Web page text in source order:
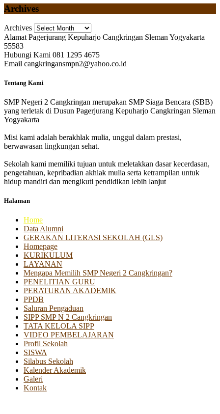
Archives
Archives
Alamat Pagerjurang Kepuharjo Cangkringan Sleman Yogyakarta
55583
Hubungi Kami 081 1295 4675
Email cangkringansmpn2@yahoo.co.id
Tentang Kami
SMP Negeri 2 Cangkringan merupakan SMP Siaga Bencara (SBB)
yang terletak di Dusun Pagerjurang Kepuharjo Cangkringan Sleman
Yogyakarta
Misi kami adalah berakhlak mulia, unggul dalam prestasi,
berwawasan lingkungan sehat.
Sekolah kami memiliki tujuan untuk meletakkan dasar kecerdasan,
pengetahuan, kepribadian akhlak mulia serta ketrampilan untuk
hidup mandiri dan mengikuti pendidikan lebih lanjut
Halaman
Home
Data Alumni
GERAKAN LITERASI SEKOLAH (GLS)
Homepage
KURIKULUM
LAYANAN
Mengapa Memilih SMP Negeri 2 Cangkringan?
PENELITIAN GURU
PERATURAN AKADEMIK
PPDB
Saluran Pengaduan
SIPP SMP N 2 Cangkringan
TATA KELOLA SIPP
VIDEO PEMBELAJARAN
Profil Sekolah
SISWA
Silabus Sekolah
Kalender Akademik
Galeri
Kontak